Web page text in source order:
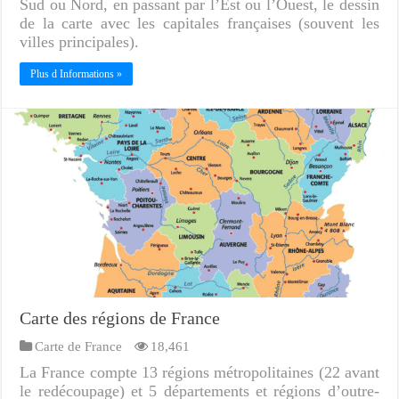
Sud ou Nord, en passant par l’Est ou l’Ouest, le dessin
de la carte avec les capitales françaises (souvent les
villes principales).
Plus d Informations »
Carte des régions de France
Carte de France 18,461
La France compte 13 régions métropolitaines (22 avant
le redécoupage) et 5 départements et régions d’outre-